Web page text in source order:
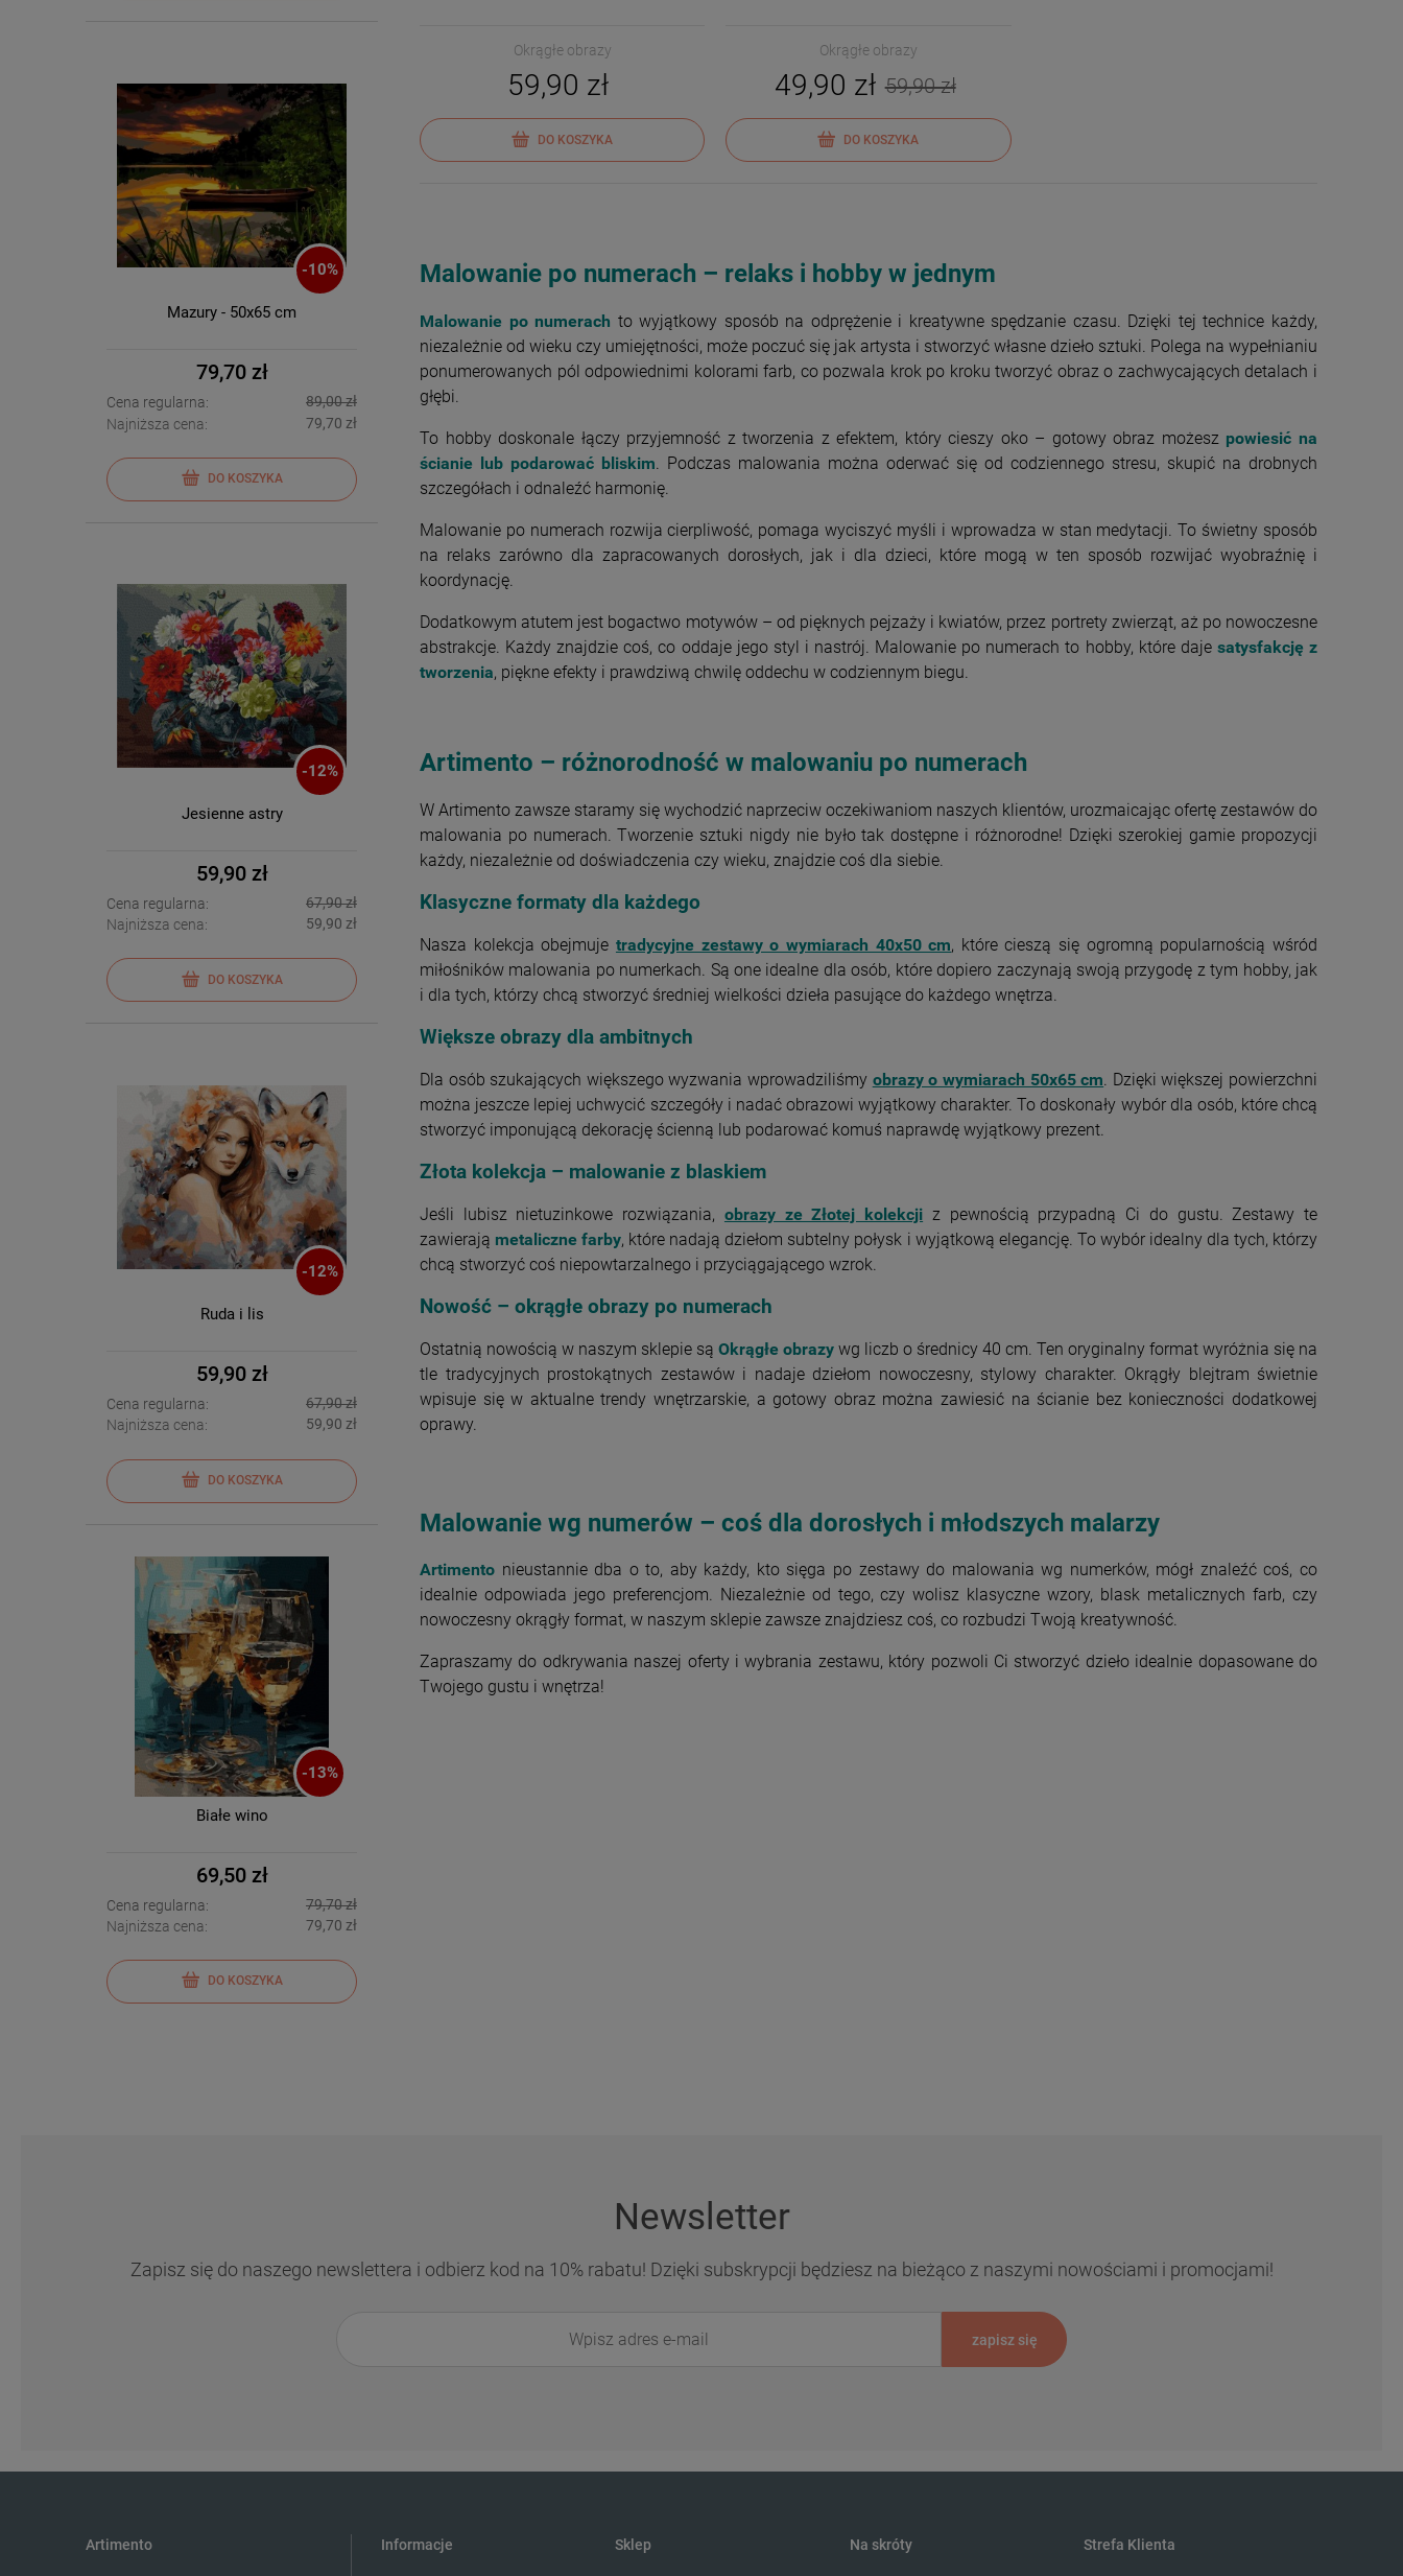
-10%
Mazury - 50x65 cm
79,70 zł
Cena regularna:
89,00 zł
Najniższa cena:
79,70 zł
DO KOSZYKA
-12%
Jesienne astry
59,90 zł
Cena regularna:
67,90 zł
Najniższa cena:
59,90 zł
DO KOSZYKA
-12%
Ruda i lis
59,90 zł
Cena regularna:
67,90 zł
Najniższa cena:
59,90 zł
DO KOSZYKA
-13%
Białe wino
69,50 zł
Cena regularna:
79,70 zł
Najniższa cena:
79,70 zł
DO KOSZYKA
Okrągłe obrazy
59,90 zł
DO KOSZYKA
Okrągłe obrazy
49,90 zł 59,90 zł
DO KOSZYKA
Malowanie po numerach – relaks i hobby w jednym
Malowanie po numerach to wyjątkowy sposób na odprężenie i kreatywne spędzanie czasu. Dzięki tej technice każdy,
niezależnie od wieku czy umiejętności, może poczuć się jak artysta i stworzyć własne dzieło sztuki. Polega na wypełnianiu
ponumerowanych pól odpowiednimi kolorami farb, co pozwala krok po kroku tworzyć obraz o zachwycających detalach i
głębi.
To hobby doskonale łączyprzyjemność z tworzenia z efektem, który cieszy oko – gotowy obraz możesz powiesić na
ścianie lub podarować bliskim. Podczas malowania można oderwać się od codziennego stresu, skupić na drobnych
szczegółach i odnaleźć harmonię.
Malowanie po numerach rozwija cierpliwość, pomaga wyciszyć myśli i wprowadza w stan medytacji. To świetny sposób
na relaks zarówno dla zapracowanych dorosłych, jak i dla dzieci, które mogą w ten sposób rozwijać wyobraźnię i
koordynację.
Dodatkowym atutem jest bogactwo motywów – od pięknych pejzaży i kwiatów, przez portrety zwierząt, aż po nowoczesne
abstrakcje. Każdy znajdzie coś, co oddaje jego styl i nastrój. Malowanie po numerach to hobby, które daje satysfakcję z
tworzenia, piękne efekty i prawdziwą chwilę oddechu w codziennym biegu.
Artimento – różnorodność w malowaniu po numerach
W Artimento zawsze staramy się wychodzić naprzeciw oczekiwaniom naszych klientów, urozmaicając ofertę zestawów do
malowania po numerach. Tworzenie sztuki nigdy nie było tak dostępne i różnorodne! Dzięki szerokiej gamie propozycji
każdy, niezależnie od doświadczenia czy wieku, znajdzie coś dla siebie.
Klasyczne formaty dla każdego
Nasza kolekcja obejmuje tradycyjne zestawy o wymiarach 40x50 cm, które cieszą się ogromną popularnością wśród
miłośników malowania po numerkach. Są one idealne dla osób, które dopiero zaczynają swoją przygodę z tym hobby, jak
i dla tych, którzy chcą stworzyć średniej wielkości dzieła pasujące do każdego wnętrza.
Większe obrazy dla ambitnych
Dla osób szukających większego wyzwania wprowadziliśmy obrazy o wymiarach 50x65 cm . Dzięki większej powierzchni
można jeszcze lepiej uchwycić szczegóły i nadać obrazowi wyjątkowy charakter. To doskonały wybór dla osób, które chcą
stworzyć imponującą dekorację ścienną lub podarować komuś naprawdę wyjątkowy prezent.
Złota kolekcja – malowanie z blaskiem
Jeśli lubisz nietuzinkowe rozwiązania, obrazy ze Złotej kolekcji z pewnością przypadną Ci do gustu. Zestawy te
zawierają metaliczne farby, które nadają dziełom subtelny połysk i wyjątkową elegancję. To wybór idealny dla tych, którzy
chcą stworzyć coś niepowtarzalnego i przyciągającego wzrok.
Nowość – okrągłe obrazy po numerach
Ostatnią nowością w naszym sklepie są Okrągłe obrazy wg liczb o średnicy 40 cm. Ten oryginalny format wyróżnia się na
tle tradycyjnych prostokątnych zestawów i nadaje dziełom nowoczesny, stylowy charakter. Okrągły blejtram świetnie
wpisuje się w aktualne trendy wnętrzarskie, a gotowy obraz można zawiesić na ścianie bez konieczności dodatkowej
oprawy.
Malowanie wg numerów – coś dla dorosłych i młodszych malarzy
Artimento nieustannie dba o to, aby każdy, kto sięga po zestawy do malowania wg numerków, mógł znaleźć coś, co
idealnie odpowiada jego preferencjom. Niezależnie od tego, czy wolisz klasyczne wzory, blask metalicznych farb, czy
nowoczesny okrągły format, w naszym sklepie zawsze znajdziesz coś, co rozbudzi Twoją kreatywność.
Zapraszamy do odkrywania naszej oferty i wybrania zestawu, który pozwoli Ci stworzyć dzieło idealnie dopasowane do
Twojego gustu i wnętrza!
Newsletter
Zapisz się do naszego newslettera i odbierz kod na 10% rabatu! Dzięki subskrypcji będziesz na bieżąco z naszymi nowościami i promocjami!
zapisz się
Artimento Informacje Sklep Na skróty Strefa Klienta